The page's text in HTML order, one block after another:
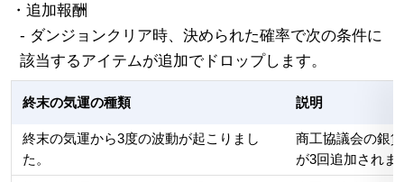
・追加報酬
- ダンジョンクリア時、決められた確率で次の条件に
該当するアイテムが追加でドロップします。
終末の気運の種類 説明
終末の気運から3度の波動が起こりまし
た。
商工協議会の銀
が3回追加されま